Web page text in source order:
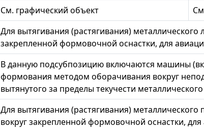
См. графический объект
Для вытягивания (растягивания) металлического
закрепленной формовочной оснастки, для
В данную подсубпозицию включаются машины
формования методом оборачивания вокруг
вытянутого за пределы текучести металлического
Для вытягивания (растягивания)
вокруг закрепленной формовочной оснастки,